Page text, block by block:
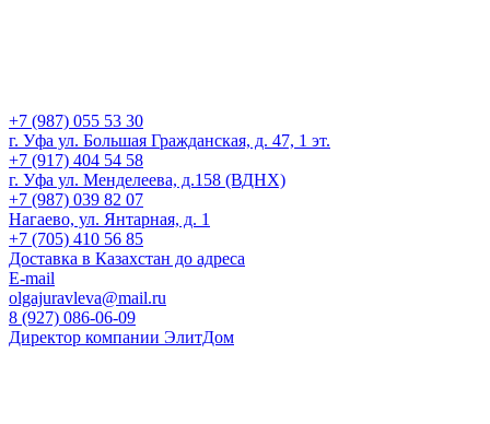
+7 (987) 055 53 30
г. Уфа ул. Большая Гражданская, д. 47, 1 эт.
+7 (917) 404 54 58
г. Уфа ул. Менделеева, д.158 (ВДНХ)
+7 (987) 039 82 07
Нагаево, ул. Янтарная, д. 1
+7 (705) 410 56 85
Доставка в Казахстан до адреса
E-mail
olgajuravleva@mail.ru
8 (927) 086-06-09
Директор компании ЭлитДом